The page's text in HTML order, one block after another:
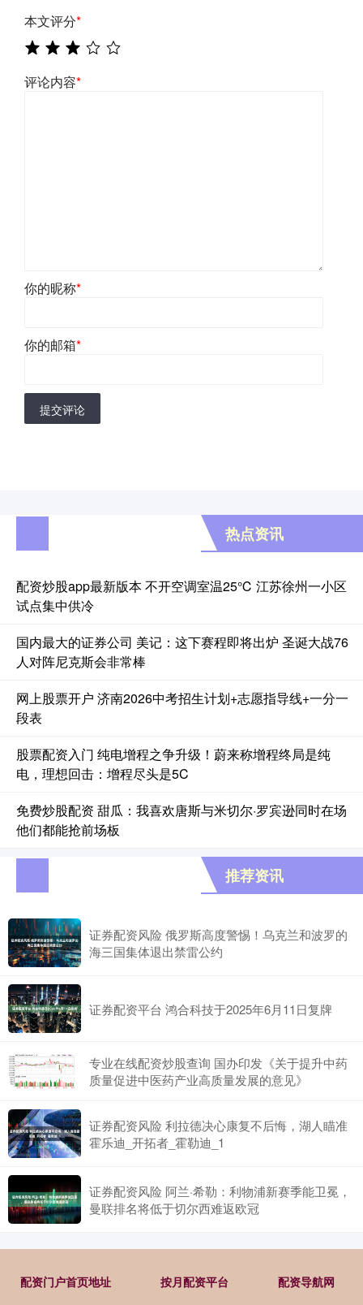
本文评分*
评论内容*
你的昵称*
你的邮箱*
提交评论
热点资讯
配资炒股app最新版本 不开空调室温25℃ 江苏徐州一小区
试点集中供冷
国内最大的证券公司 美记：这下赛程即将出炉 圣诞大战76
人对阵尼克斯会非常棒
网上股票开户 济南2026中考招生计划+志愿指导线+一分一
段表
股票配资入门 纯电增程之争升级！蔚来称增程终局是纯
电，理想回击：增程尽头是5C
免费炒股配资 甜瓜：我喜欢唐斯与米切尔·罗宾逊同时在场
他们都能抢前场板
推荐资讯
证券配资风险 俄罗斯高度警惕！乌克兰和波罗的
海三国集体退出禁雷公约
证券配资平台 鸿合科技于2025年6月11日复牌
专业在线配资炒股查询 国办印发《关于提升中药
质量促进中医药产业高质量发展的意见》
证券配资风险 利拉德决心康复不后悔，湖人瞄准
霍乐迪_开拓者_霍勒迪_1
证券配资风险 阿兰·希勒：利物浦新赛季能卫冕，
曼联排名将低于切尔西难返欧冠
配资门户首页地址 按月配资平台 配资导航网